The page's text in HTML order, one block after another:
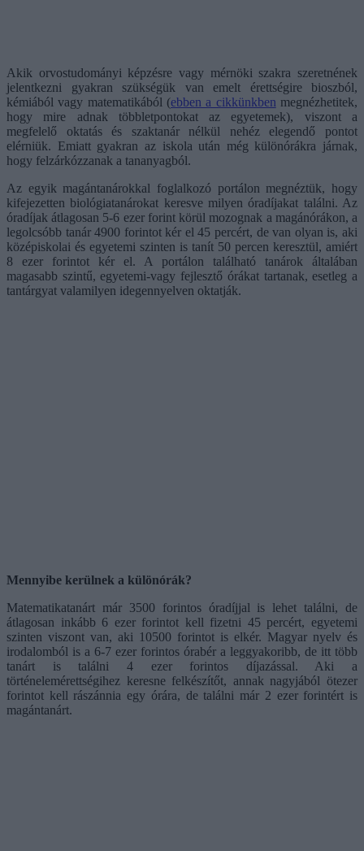
Akik orvostudományi képzésre vagy mérnöki szakra szeretnének
jelentkezni gyakran szükségük van emelt érettségire bioszból,
kémiából vagy matematikából (ebben a cikkünkben megnézhetitek,
hogy mire adnak többletpontokat az egyetemek), viszont a
megfelelő oktatás és szaktanár nélkül nehéz elegendő pontot
elérniük. Emiatt gyakran az iskola után még különórákra járnak,
hogy felzárkózzanak a tananyagból.
Az egyik magántanárokkal foglalkozó portálon megnéztük, hogy
kifejezetten biológiatanárokat keresve milyen óradíjakat találni. Az
óradíjak átlagosan 5-6 ezer forint körül mozognak a magánórákon, a
legolcsóbb tanár 4900 forintot kér el 45 percért, de van olyan is, aki
középiskolai és egyetemi szinten is tanít 50 percen keresztül, amiért
8 ezer forintot kér el. A portálon található tanárok általában
magasabb szintű, egyetemi-vagy fejlesztő órákat tartanak, esetleg a
tantárgyat valamilyen idegennyelven oktatják.
Mennyibe kerülnek a különórák?
Matematikatanárt már 3500 forintos óradíjjal is lehet találni, de
átlagosan inkább 6 ezer forintot kell fizetni 45 percért, egyetemi
szinten viszont van, aki 10500 forintot is elkér. Magyar nyelv és
irodalomból is a 6-7 ezer forintos órabér a leggyakoribb, de itt több
tanárt is találni 4 ezer forintos díjazással. Aki a
történelemérettségihez keresne felkészítőt, annak nagyjából ötezer
forintot kell rászánnia egy órára, de találni már 2 ezer forintért is
magántanárt.